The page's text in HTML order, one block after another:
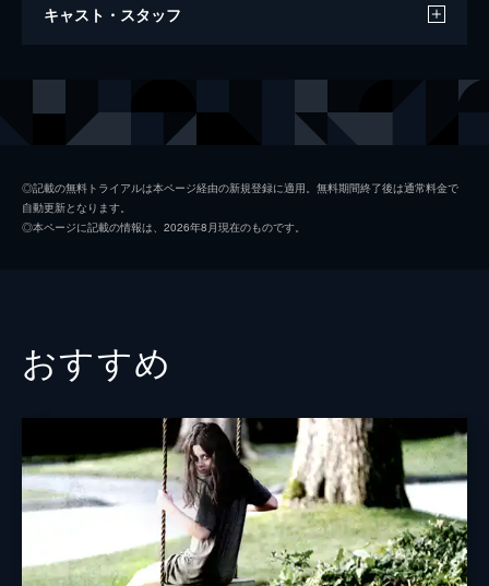
アンフレンデッド
キャスト・スタッフ
ミッチ モーゼス・ストーム
監督
脚本 ネルソン・グリーヴス
製作 ティムール・ベクマンベトフ
◎記載の無料トライアルは本ページ経由の新規登録に適用。無料期間終了後は通常料金で
自動更新となります。
◎本ページに記載の情報は、2026年8月現在のものです。
おすすめ